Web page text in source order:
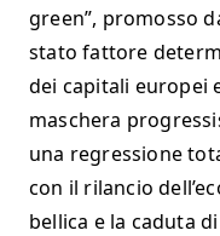
green”, promosso
stato fattore
dei capitali europei
maschera
una regressione
con il rilancio
bellica e la caduta